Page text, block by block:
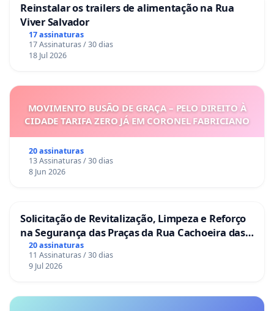
Reinstalar os trailers de alimentação na Rua
Viver Salvador
17 assinaturas
17 Assinaturas / 30 dias
18 Jul 2026
MOVIMENTO BUSÃO DE GRAÇA – PELO DIREITO À
CIDADE TARIFA ZERO JÁ EM CORONEL FABRICIANO
20 assinaturas
13 Assinaturas / 30 dias
8 Jun 2026
Solicitação de Revitalização, Limpeza e Reforço
na Segurança das Praças da Rua Cachoeira das
Sete Ilhas
20 assinaturas
11 Assinaturas / 30 dias
9 Jul 2026